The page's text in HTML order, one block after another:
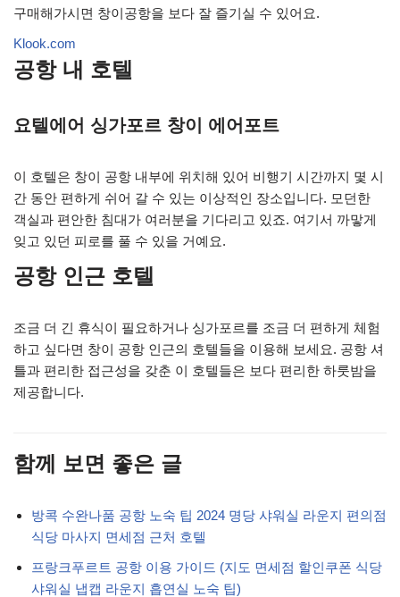
구매해가시면 창이공항을 보다 잘 즐기실 수 있어요.
Klook.com
공항 내 호텔
요텔에어 싱가포르 창이 에어포트
이 호텔은 창이 공항 내부에 위치해 있어 비행기 시간까지 몇 시
간 동안 편하게 쉬어 갈 수 있는 이상적인 장소입니다. 모던한
객실과 편안한 침대가 여러분을 기다리고 있죠. 여기서 까맣게
잊고 있던 피로를 풀 수 있을 거예요.
공항 인근 호텔
조금 더 긴 휴식이 필요하거나 싱가포르를 조금 더 편하게 체험
하고 싶다면 창이 공항 인근의 호텔들을 이용해 보세요. 공항 셔
틀과 편리한 접근성을 갖춘 이 호텔들은 보다 편리한 하룻밤을
제공합니다.
함께 보면 좋은 글
방콕 수완나품 공항 노숙 팁 2024 명당 샤워실 라운지 편의점
식당 마사지 면세점 근처 호텔
프랑크푸르트 공항 이용 가이드 (지도 면세점 할인쿠폰 식당
샤워실 냅캡 라운지 흡연실 노숙 팁)